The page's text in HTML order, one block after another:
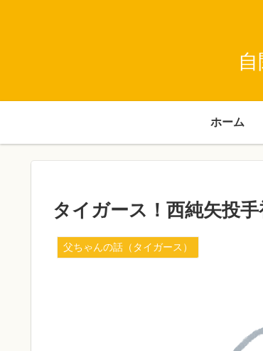
ホーム
タイガース！西純矢投手
父ちゃんの話（タイガース）